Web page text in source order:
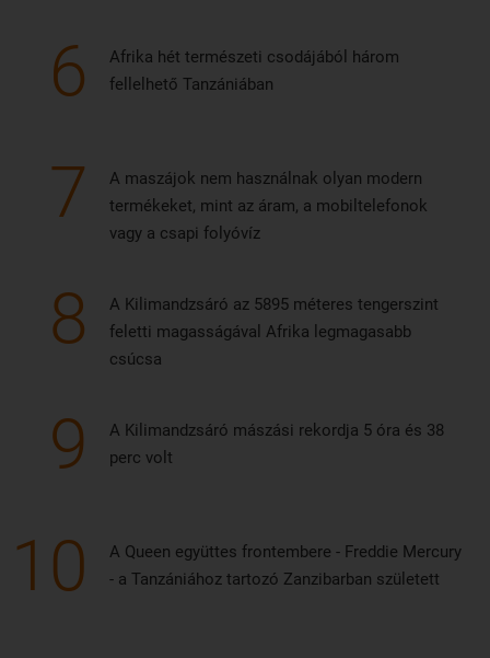
6
Afrika hét természeti csodájából három
fellelhető Tanzániában
7
A maszájok nem használnak olyan modern
termékeket, mint az áram, a mobiltelefonok
vagy a csapi folyóvíz
8
A Kilimandzsáró az 5895 méteres tengerszint
feletti magasságával Afrika legmagasabb
csúcsa
9
A Kilimandzsáró mászási rekordja 5 óra és 38
perc volt
10
A Queen együttes frontembere - Freddie Mercury
- a Tanzániához tartozó Zanzibarban született